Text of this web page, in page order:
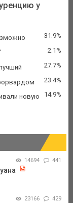
у
31.9%
2.1%
27.7%
23.4%
новую
14.9%
14694 441
23166 429